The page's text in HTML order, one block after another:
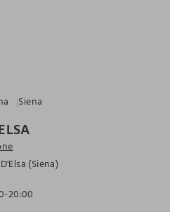
Siena
(Siena)
20:00